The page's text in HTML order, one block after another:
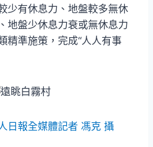
少有休息力、地盤較多無休
地盤少休息力衰或無休息力
精準施策，完成“人人有事
日報全媒體記者 馮克 攝